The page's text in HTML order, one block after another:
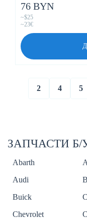
76 BYN
~$25
~23€
2 4 5
ЗАПЧАСТИ
Abarth
Audi
Buick
Chevrolet